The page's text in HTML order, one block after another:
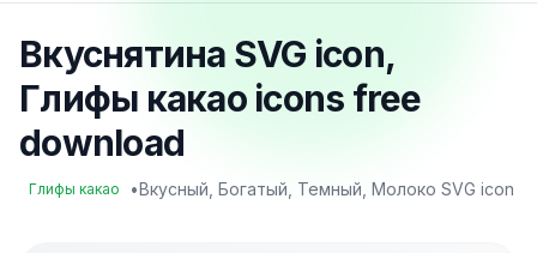
Вкуснятина SVG icon,
Глифы какао icons free
download
Глифы какао •Вкусный, Богатый, Темный, Молоко SVG icon